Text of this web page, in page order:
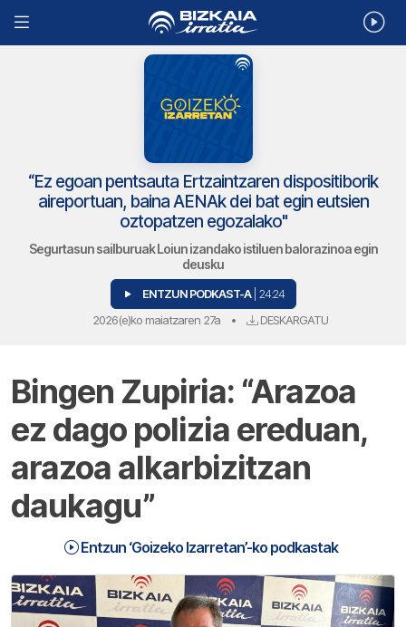
“Ez egoan pentsauta Ertzaintzaren dispositiborik
aireportuan, baina AENAk dei bat egin eutsien
oztopatzen egozalako"
Segurtasun sailburuak Loiun izandako istiluen balorazinoa egin
deusku
ENTZUN PODKAST-A | 24:24
2026(e)ko maiatzaren 27a • DESKARGATU
Bingen Zupiria: “Arazoa
ez dago polizia ereduan,
arazoa alkarbizitzan
daukagu”
Entzun ‘Goizeko Izarretan’-ko podkastak